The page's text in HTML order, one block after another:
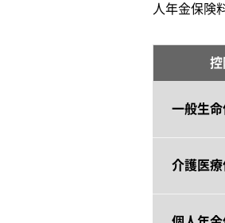
人年金保険
一般生
介護医